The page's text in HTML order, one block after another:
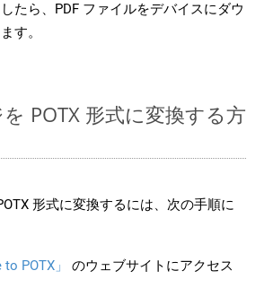
たら、PDF ファイルをデバイスにダウ
す。
POTX 形式に変換する方
形式に変換するには、次の手順に
to POTX」
のウェブサイトにアクセス